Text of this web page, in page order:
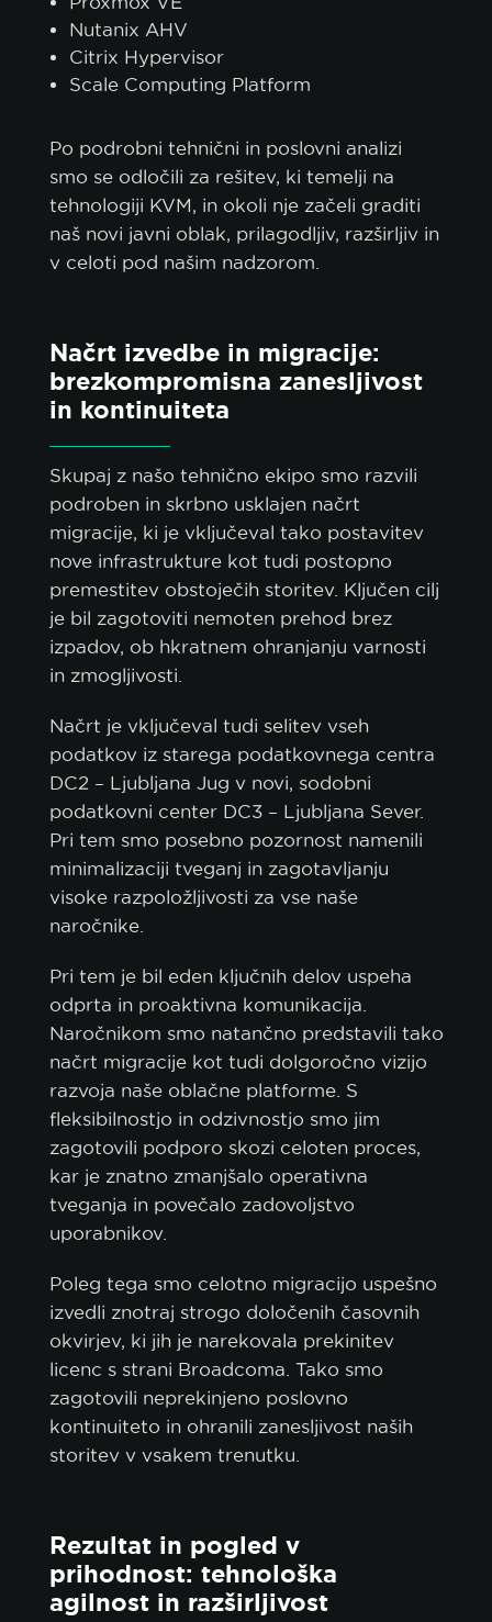
Nutanix AHV
Citrix Hypervisor
Scale Computing Platform
Po podrobni tehnični in poslovni analizi
smo se odločili za rešitev, ki temelji na
tehnologiji KVM, in okoli nje začeli graditi
naš novi javni oblak, prilagodljiv, razširljiv in
v celoti pod našim nadzorom.
Načrt izvedbe in migracije:
brezkompromisna zanesljivost
in kontinuiteta
Skupaj z našo tehnično ekipo smo razvili
podroben in skrbno usklajen načrt
migracije, ki je vključeval tako postavitev
nove infrastrukture kot tudi postopno
premestitev obstoječih storitev. Ključen cilj
je bil zagotoviti nemoten prehod brez
izpadov, ob hkratnem ohranjanju varnosti
in zmogljivosti.
Načrt je vključeval tudi selitev vseh
podatkov iz starega podatkovnega centra
DC2 – Ljubljana Jug v novi, sodobni
podatkovni center DC3 – Ljubljana Sever.
Pri tem smo posebno pozornost namenili
minimalizaciji tveganj in zagotavljanju
visoke razpoložljivosti za vse naše
naročnike.
Pri tem je bil eden ključnih delov uspeha
odprta in proaktivna komunikacija.
Naročnikom smo natančno predstavili tako
načrt migracije kot tudi dolgoročno vizijo
razvoja naše oblačne platforme. S
fleksibilnostjo in odzivnostjo smo jim
zagotovili podporo skozi celoten proces,
kar je znatno zmanjšalo operativna
tveganja in povečalo zadovoljstvo
uporabnikov.
Poleg tega smo celotno migracijo uspešno
izvedli znotraj strogo določenih časovnih
okvirjev, ki jih je narekovala prekinitev
licenc s strani Broadcoma. Tako smo
zagotovili neprekinjeno poslovno
kontinuiteto in ohranili zanesljivost naših
storitev v vsakem trenutku.
Rezultat in pogled v
prihodnost: tehnološka
agilnost in razširljivost
SPREJMI VSE
SPREJMI SAMO NUJNE